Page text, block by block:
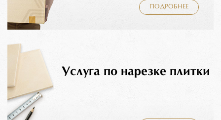
ПОДРОБНЕЕ
Услуга по нарезке плитки